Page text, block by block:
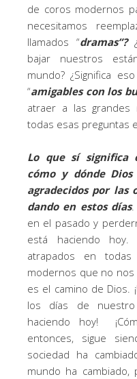
de coros modernos
necesitamos
llamados “dramas”?
bajar nuestros
mundo? ¿Significa
“amigables con los
atraer a las
todas esas preguntas
Lo que sí significa
cómo y dónde
agradecidos por las
dando en estos días.
en el pasado y
está haciendo
atrapados en
modernos que no
es el camino de Dios.
los días de
haciendo hoy!
entonces, sigue
sociedad ha
mundo ha